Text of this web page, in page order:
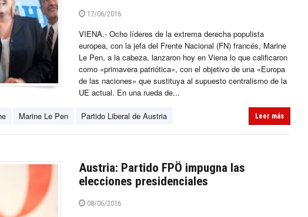
17/06/2016
VIENA.- Ocho líderes de la extrema derecha populista
europea, con la jefa del Frente Nacional (FN) francés, Marine
Le Pen, a la cabeza, lanzaron hoy en Viena lo que calificaron
como «primavera patriótica«, con el objetivo de una «Europa
de las naciones» que sustituya al supuesto centralismo de la
UE actual. En una rueda de...
Marine Le Pen Partido Liberal de Austria Leer más
Austria: Partido FPÖ impugna las
elecciones presidenciales
08/06/2016